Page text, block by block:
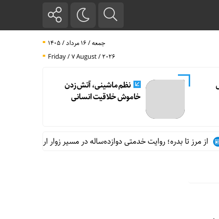
جمعه / ۱۶ مرداد / ۱۴۰۵
Friday / 7 August / 2026
نظم ماشینی، آتش زدن
خاموش خلاقیت انسانی
از مرز تا بدره؛ روایت خدمتی دوازده‌ساله در مسیر زوار اربعین